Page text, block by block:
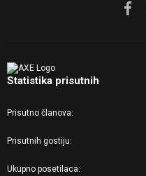
Statistika prisutnih
Prisutno članova
Prisutnih gostiju
Ukupno posetilaca